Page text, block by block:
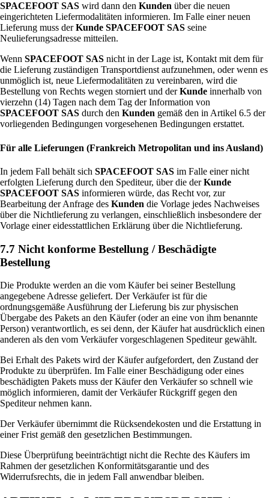
SPACEFOOT SAS wird dann den Kunden über die neuen
eingerichteten Liefermodalitäten informieren. Im Falle einer neuen
Lieferung muss derKunde SPACEFOOT SAS seine
Neulieferungsadresse mitteilen.
Wenn SPACEFOOT SAS nicht in der Lage ist, Kontakt mit dem für
die Lieferung zuständigen Transportdienst aufzunehmen, oder wenn es
unmöglich ist, neue Liefermodalitäten zu vereinbaren, wird die
Bestellung von Rechts wegen storniert und derKunde innerhalb von
vierzehn (14) Tagen nach dem Tag der Information von
SPACEFOOT SAS durch den Kunden gemäß den in Artikel 6.5 der
vorliegenden Bedingungen vorgesehenen Bedingungen erstattet.
Für alle Lieferungen (Frankreich Metropolitan und ins Ausland)
In jedem Fall behält sich SPACEFOOT SAS im Falle einer nicht
erfolgten Lieferung durch den Spediteur, über die derKunde
SPACEFOOT SAS informieren würde, das Recht vor, zur
Bearbeitung der Anfrage des Kunden die Vorlage jedes Nachweises
über die Nichtlieferung zu verlangen, einschließlich insbesondere der
Vorlage einer eidesstattlichen Erklärung über die Nichtlieferung.
7.7 Nicht konforme Bestellung / Beschädigte
Bestellung
Die Produkte werden an die vom Käufer bei seiner Bestellung
angegebene Adresse geliefert. Der Verkäufer ist für die
ordnungsgemäße Ausführung der Lieferung bis zur physischen
Übergabe des Pakets an den Käufer (oder an eine von ihm benannte
Person) verantwortlich, es sei denn, der Käufer hat ausdrücklich einen
anderen als den vom Verkäufer vorgeschlagenen Spediteur gewählt.
Bei Erhalt des Pakets wird der Käufer aufgefordert, den Zustand der
Produkte zu überprüfen. Im Falle einer Beschädigung oder eines
beschädigten Pakets muss der Käufer den Verkäufer so schnell wie
möglich informieren, damit der Verkäufer Rückgriff gegen den
Spediteur nehmen kann.
Der Verkäufer übernimmt die Rücksendekosten und die Erstattung in
einer Frist gemäß den gesetzlichen Bestimmungen.
Diese Überprüfung beeinträchtigt nicht die Rechte des Käufers im
Rahmen der gesetzlichen Konformitätsgarantie und des
Widerrufsrechts, die in jedem Fall anwendbar bleiben.